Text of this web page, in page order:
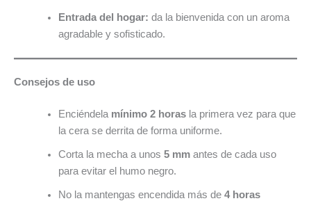
Entrada del hogar: da la bienvenida con un aroma
agradable y sofisticado.
Consejos de uso
Enciéndela mínimo 2 horasla primera vez para que
la cera se derrita de forma uniforme.
Corta la mecha a unos 5 mmantes de cada uso
para evitar el humo negro.
No la mantengas encendida más de 4 horas